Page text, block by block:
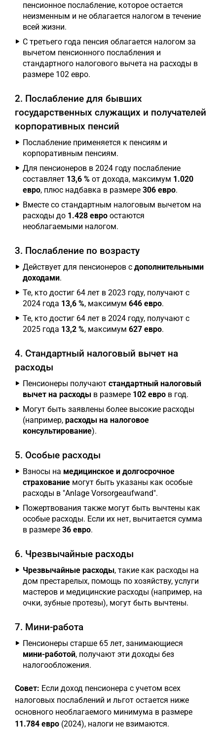
пенсионное послабление, которое остается
неизменным и не облагается налогом в течение
всей жизни.
С третьего года пенсия облагается налогом за
вычетом пенсионного послабления и
стандартного налогового вычета на расходы в
размере 102 евро.
2. Послабление для бывших
государственных служащих и получателей
корпоративных пенсий
Послабление применяется к пенсиям и
корпоративным пенсиям.
Для пенсионеров в 2024 году послабление
составляет 13,6 % от дохода, максимум 1.020
евро, плюс надбавка в размере 306 евро.
Вместе со стандартным налоговым вычетом на
расходы до 1.428 евро остаются
необлагаемыми налогом.
3. Послабление по возрасту
Действует для пенсионеров с дополнительными
доходами.
Те, кто достиг 64 лет в 2023 году, получают с
2024 года 13,6 %, максимум 646 евро.
Те, кто достиг 64 лет в 2024 году, получают с
2025 года 13,2 %, максимум 627 евро.
4. Стандартный налоговый вычет на
расходы
Пенсионеры получают стандартный налоговый
вычет на расходы в размере 102 евро в год.
Могут быть заявлены более высокие расходы
(например, расходы на налоговое
консультирование).
5. Особые расходы
Взносы на медицинское и долгосрочное
страхование могут быть указаны как особые
расходы в "Anlage Vorsorgeaufwand".
Пожертвования также могут быть вычтены как
особые расходы. Если их нет, вычитается сумма
в размере 36 евро.
6. Чрезвычайные расходы
Чрезвычайные расходы, такие как расходы на
дом престарелых, помощь по хозяйству, услуги
мастеров и медицинские расходы (например, на
очки, зубные протезы), могут быть вычтены.
7. Мини-работа
Пенсионеры старше 65 лет, занимающиеся
мини-работой, получают эти доходы без
налогообложения.
Совет: Если доход пенсионера с учетом всех
налоговых послаблений и льгот остается ниже
основного необлагаемого минимума в размере
11.784 евро (2024), налоги не взимаются.